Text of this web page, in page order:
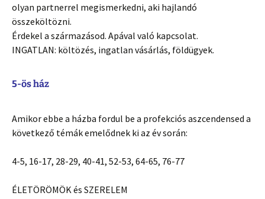
olyan partnerrel megismerkedni, aki hajlandó
összeköltözni.
Érdekel a származásod. Apával való kapcsolat.
INGATLAN: költözés, ingatlan vásárlás, földügyek.
5-ös ház
Amikor ebbe a házba fordul be a profekciós aszcendensed a
következő témák emelődnek ki az év során:
4-5, 16-17, 28-29, 40-41, 52-53, 64-65, 76-77
ÉLETÖRÖMÖK és SZERELEM